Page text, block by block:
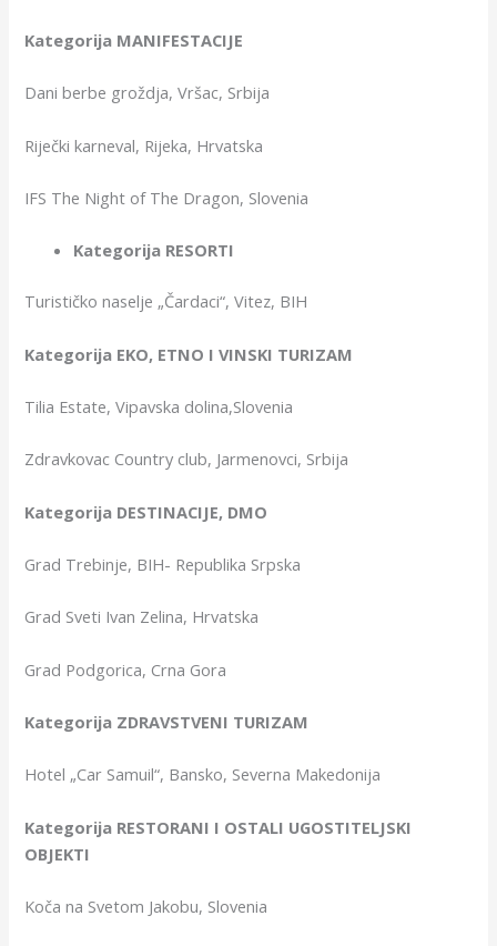
Kategorija MANIFESTACIJE
Dani berbe groždja, Vršac, Srbija
Riječki karneval, Rijeka, Hrvatska
IFS The Night of The Dragon, Slovenia
Kategorija RESORTI
Turističko naselje „Čardaci“, Vitez, BIH
Kategorija EKO, ETNO I VINSKI TURIZAM
Tilia Estate, Vipavska dolina,Slovenia
Zdravkovac Country club, Jarmenovci, Srbija
Kategorija DESTINACIJE, DMO
Grad Trebinje, BIH- Republika Srpska
Grad Sveti Ivan Zelina, Hrvatska
Grad Podgorica, Crna Gora
Kategorija ZDRAVSTVENI TURIZAM
Hotel „Car Samuil“, Bansko, Severna Makedonija
Kategorija RESTORANI I OSTALI UGOSTITELJSKI
OBJEKTI
Koča na Svetom Jakobu, Slovenia